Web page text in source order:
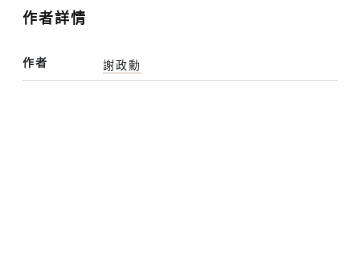
作者詳情
作者 謝政勳